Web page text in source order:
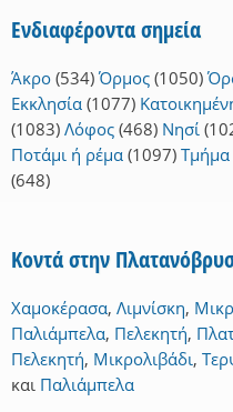
Ενδιαφέροντα σημεία
Άκρο (534) Όρμος (1050)
Εκκλησία (1077)
(1083) Λόφος (468) Νησί
Ποτάμι ή ρέμα (1097) Τμήμα
(648)
Κοντά στην
Χαμοκέρασα, Λιμνίσκη,
Παλιάμπελα, Πελεκητή,
Πελεκητή, Μικρολιβάδι,
και Παλιάμπελα